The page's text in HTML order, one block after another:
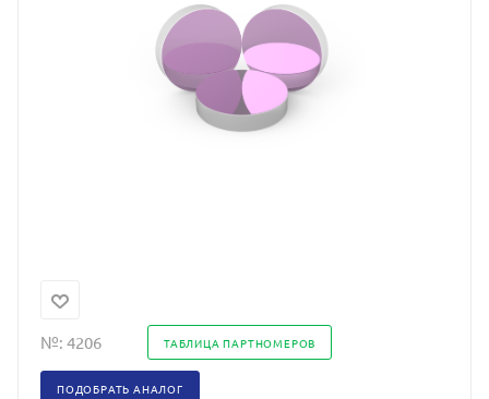
№: 4206 ТАБЛИЦА ПАРТНОМЕРОВ
ПОДОБРАТЬ АНАЛОГ